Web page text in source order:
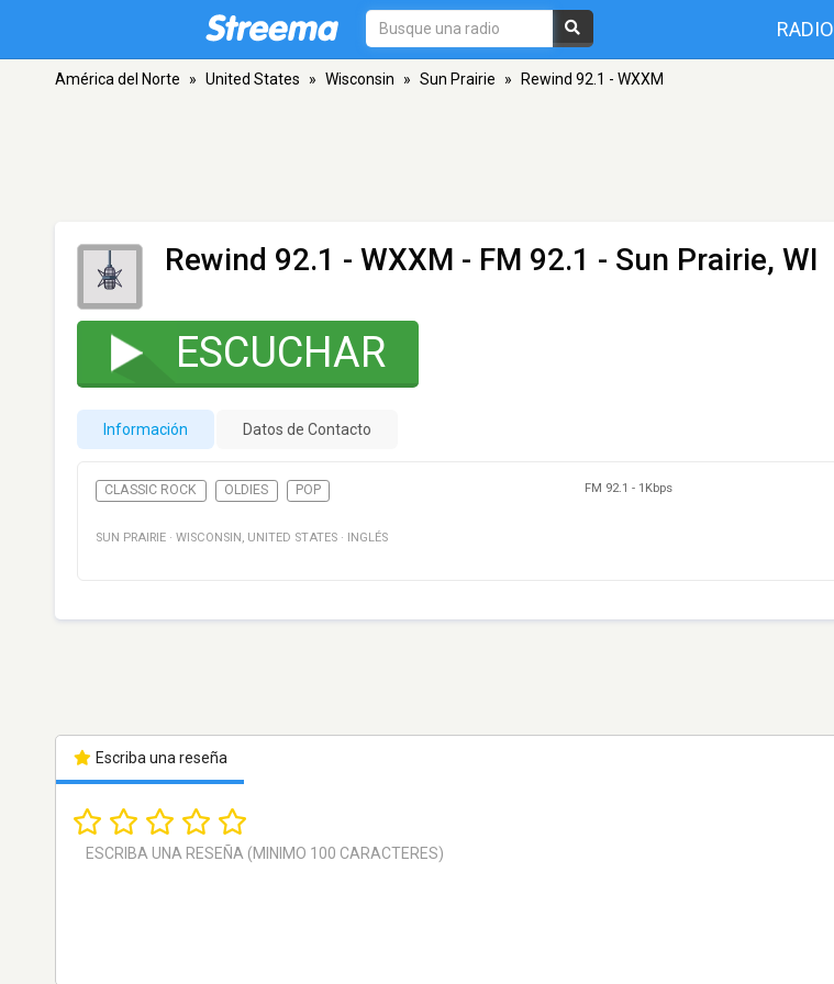
RADIO
América del Norte » United States » Wisconsin » Sun Prairie » Rewind 92.1 - WXXM
Rewind 92.1 - WXXM - FM 92.1 - Sun Prairie, WI
ESCUCHAR
Información Datos de Contacto
CLASSIC ROCK OLDIES POP FM 92.1 - 1Kbps
SUN PRAIRIE · WISCONSIN , UNITED STATES · INGLÉS
Escriba una reseña